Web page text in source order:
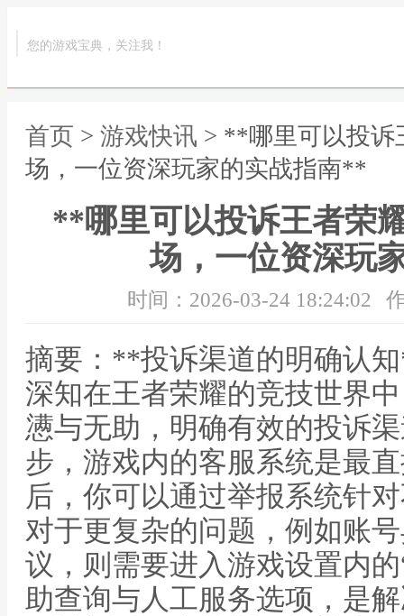
您的游戏宝典，关注我！
首页 > 游戏快讯 > **哪里可以投诉
场，一位资深玩家的实战指南**
**哪里可以投诉王者荣
场，一位资深玩
时间：2026-03-24 18:24:02
摘要：**投诉渠道的明确认
深知在王者荣耀的竞技世界
懑与无助，明确有效的投诉
步，游戏内的客服系统是最
后，你可以通过举报系统针
对于更复杂的问题，例如账
议，则需要进入游戏设置内
助查询与人工服务选项，是